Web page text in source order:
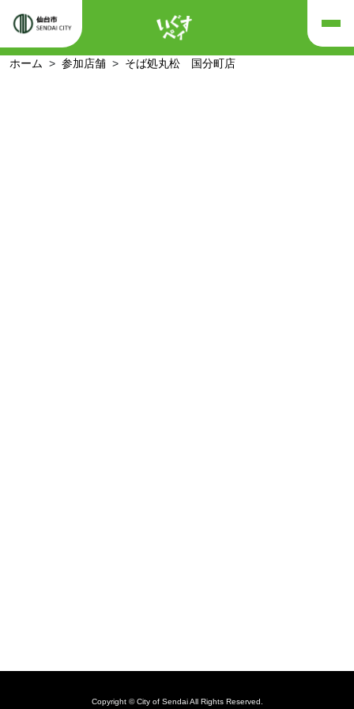
ホーム 参加店舗 そば処丸松 国分町店
Copyright © City of Sendai All Rights Reserved.